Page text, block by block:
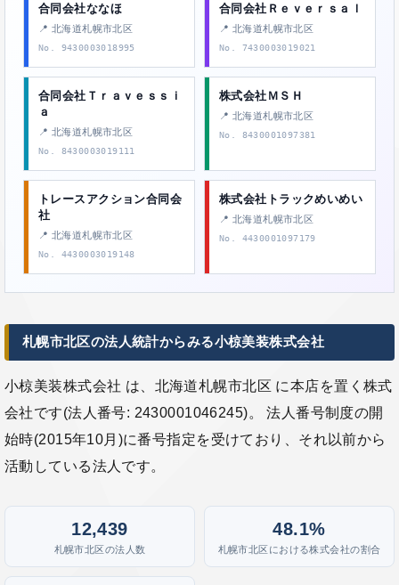
合同会社ななほ
📍 北海道札幌市北区
No. 9430003018995
合同会社Ｒｅｖｅｒｓａｌ
📍 北海道札幌市北区
No. 7430003019021
合同会社Ｔｒａｖｅｓｓｉ
ａ
📍 北海道札幌市北区
No. 8430003019111
株式会社ＭＳＨ
📍 北海道札幌市北区
No. 8430001097381
トレースアクション合同会
社
📍 北海道札幌市北区
No. 4430003019148
株式会社トラックめいめい
📍 北海道札幌市北区
No. 4430001097179
札幌市北区の法人統計からみる小椋美装株式会社
小椋美装株式会社 は、北海道札幌市北区 に本店を置く株式
会社です(法人番号: 2430001046245)。 法人番号制度の開
始時(2015年10月)に番号指定を受けており、それ以前から
活動している法人です。
12,439
札幌市北区の法人数
48.1%
札幌市北区における株式会社の割合